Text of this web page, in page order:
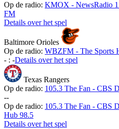
Op de radio: KMOX - NewsRadio
FM
Details over het spel
Baltimore Orioles
Op de radio: WBZFM - The Sports
- : -Details over het spel
Texas Rangers
Op de radio: 105.3 The Fan - CBS
--
Op de radio: 105.3 The Fan - CBS
Hub 98.5
Details over het spel